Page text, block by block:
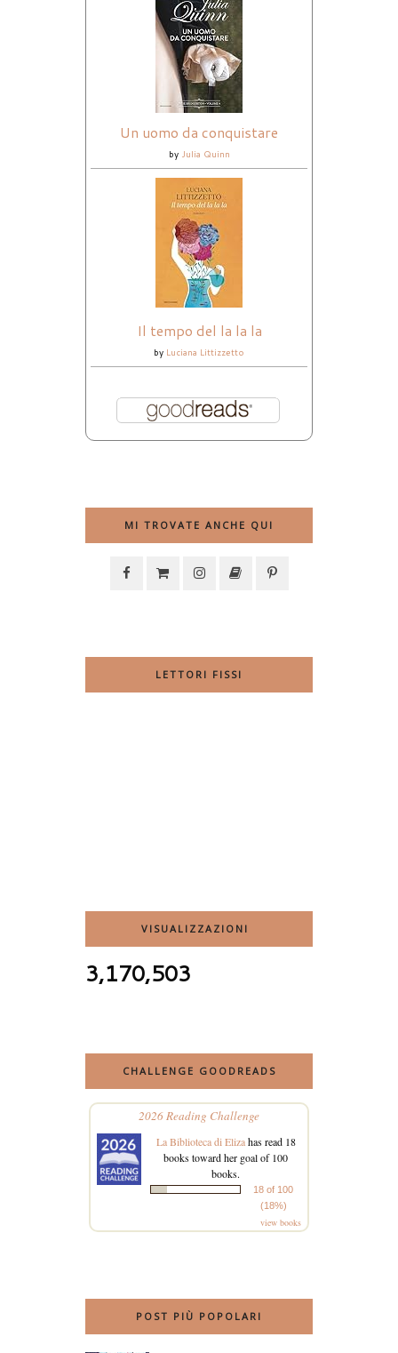
Un uomo da conquistare
by Julia Quinn
Il tempo del la la la
by Luciana Littizzetto
MI TROVATE ANCHE QUI
LETTORI FISSI
VISUALIZZAZIONI
3,170,503
CHALLENGE GOODREADS
2026 Reading Challenge
La Biblioteca di Elizahas read 18
books toward her goal of 100
books.
18 of 100
(18%)
view books
POST PIÙ POPOLARI